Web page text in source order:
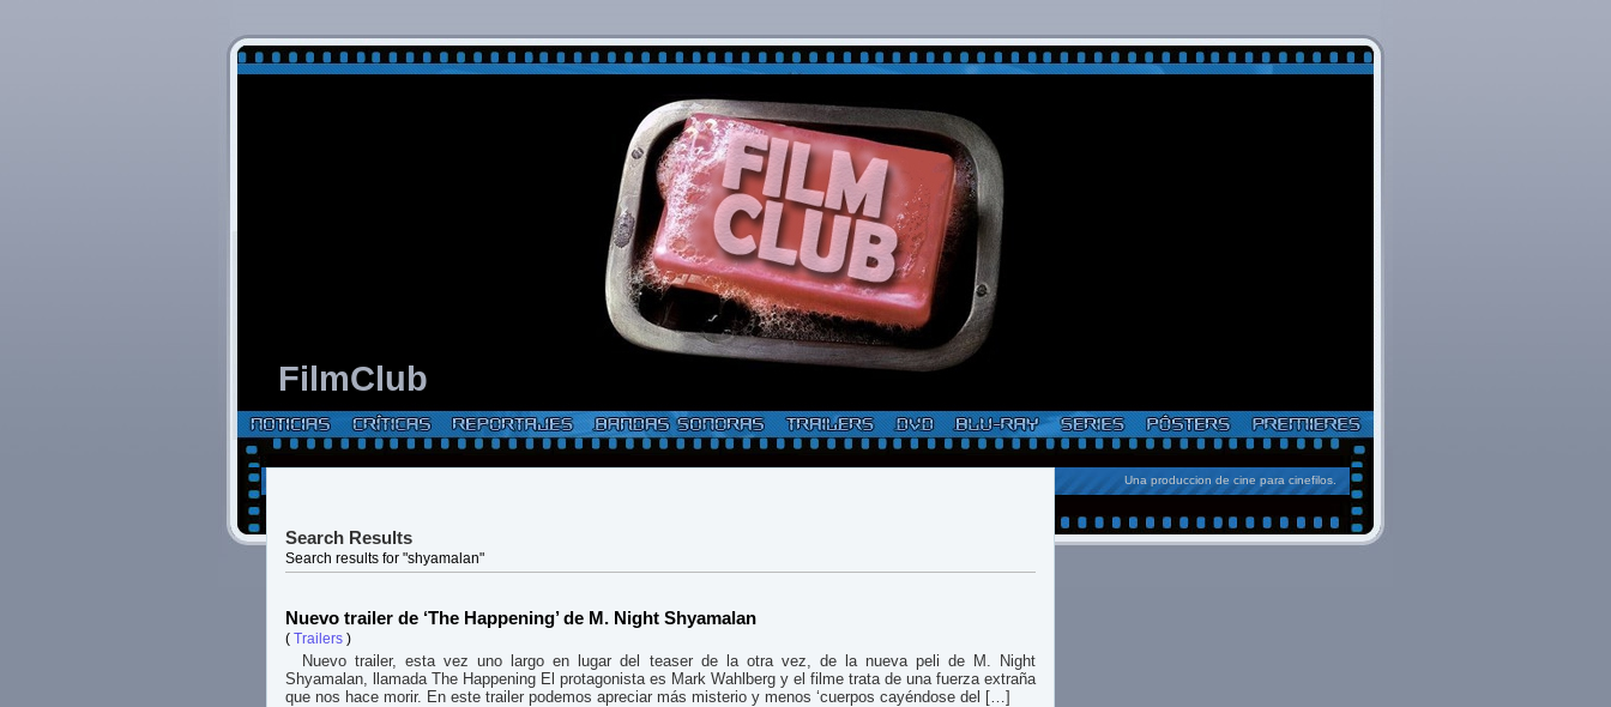
FilmClub
Search Results
Search results for "shyamalan"
Nuevo trailer de ‘The Happening’ de M. Night Shyamalan
( Trailers )
Nuevo trailer, esta vez uno largo en lugar del teaser de la otra vez, de la nueva peli de M. Night
Shyamalan, llamada The Happening El protagonista es Mark Wahlberg y el filme trata de una fuerza extraña
que nos hace morir. En este trailer podemos apreciar más misterio y menos ‘cuerpos cayéndose del […]
Una produccion de cine para cinefilos.